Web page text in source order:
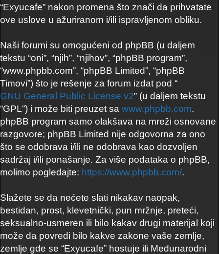
“Exyucafe” nakon promena što znači da prihvatate
ove uslove u ažuriranom i/ili ispravljenom obliku.
Naši forumi su omogućeni od phpBB (u daljem
tekstu “oni”, “njih”, “njihov”, “phpBB program”,
“www.phpbb.com”, “phpBB Limited”, “phpBB
Timovi”) što je rešenje za forum izdat pod “
GNU General Public License v2” (u daljem tekstu
“GPL”) i može biti preuzet sa www.phpbb.com.
phpBB program samo olakšava na mreži osnovane
razgovore; phpBB Limited nije odgovorna za ono
što se odobrava i/ili ne odobrava kao dozvoljen
sadržaj i/ili ponašanje. Za više podataka o phpBB,
molimo pogledajte: https://www.phpbb.com/.
Slažete se da nećete slati nikakav naopak,
bestidan, prost, klevetnički, pun mržnje, preteći,
seksualno-usmeren ili bilo kakav drugi materijal koji
može da povredi bilo kakve zakone vaše zemlje,
zemlje gde se “Exyucafe” hostuje ili Međunarodni